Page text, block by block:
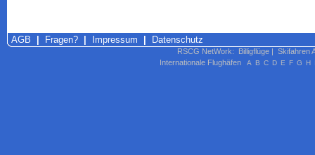
AGB Fragen? Impressum Datenschutz
RSCG NetWork: Billigflüge | Skifahren
Internationale Flughäfen
A B C D E F G H